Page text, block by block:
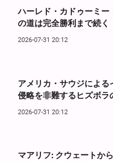
ハーレド・カドゥーミー
の道は完全勝利まで続く
2026-07-31 20:12
アメリカ・サウジによる
侵略を非難するヒズボラ
2026-07-31 20:12
マアリフ: クウェートか